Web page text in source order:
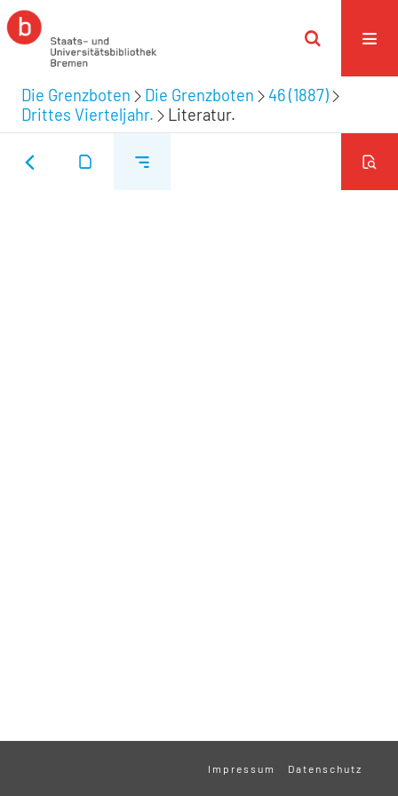
Die Grenzboten Die Grenzboten
46 (1887)
Drittes Vierteljahr.
Literatur.
Impressum Datenschutz